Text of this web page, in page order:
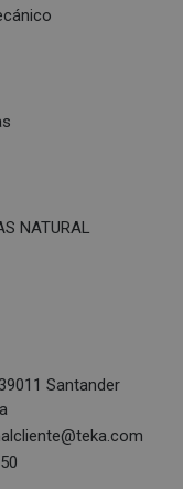
NATURAL
Santander